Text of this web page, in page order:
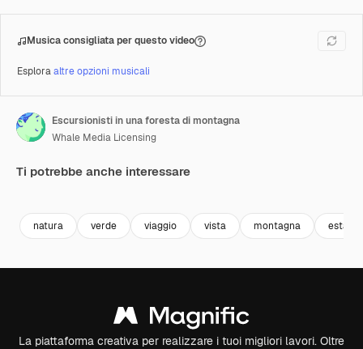
Musica consigliata per questo video
Esploraaltre opzioni musicali
Escursionisti in una foresta di montagna
Whale Media Licensing
Ti potrebbe anche interessare
natura verde viaggio vista montagna estate
La piattaforma creativa per realizzare i tuoi migliori lavori. Oltre